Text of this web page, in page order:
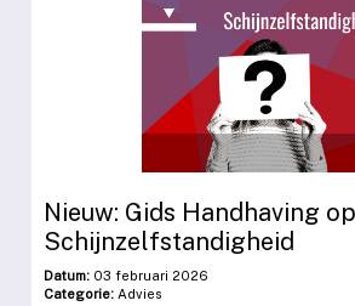
Nieuw: Gids Handhaving op
Schijnzelfstandigheid
Datum: 03 februari 2026
Categorie: Advies